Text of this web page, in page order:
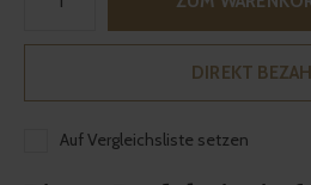
DIREKT
Auf Vergleichsliste setzen